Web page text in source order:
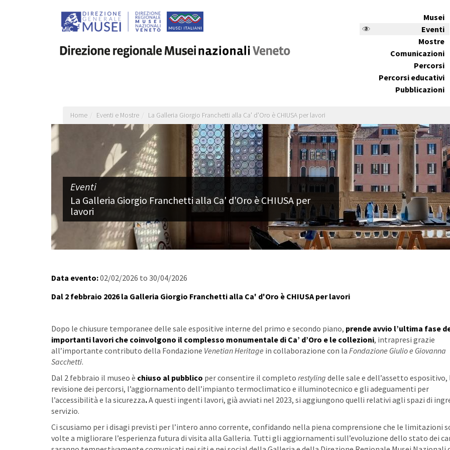
Musei
Eventi
Mostre
Comunicazioni
Percorsi
Percorsi educativi
Pubblicazioni
Home Eventi e Mostre La Galleria Giorgio Franchetti alla Ca' d'Oro è CHIUSA per lavori
Eventi
La Galleria Giorgio Franchetti alla Ca' d'Oro è CHIUSA per
lavori
Data evento:02/02/2026 to 30/04/2026
Dal 2 febbraio 2026 la Galleria Giorgio Franchetti alla Ca' d'Oro è CHIUSA per lavori
Dopo le chiusure temporanee delle sale espositive interne del primo e secondo piano, prende avvio l’ultima fase
importanti lavori che coinvolgono il complesso monumentale di Ca’ d’Oro e le collezioni, intrapresi grazie
all’importante contributo della Fondazione Venetian Heritage in collaborazione con la Fondazione Giulio e Giovanna
Sacchetti.
Dal 2 febbraio il museo è chiuso al pubblico per consentire il completo restyling delle sale e dell’assetto espositivo,
revisione dei percorsi, l’aggiornamento dell’impianto termoclimatico e illuminotecnico e gli adeguamenti per
l’accessibilità e la sicurezza.A questi ingenti lavori, già avviati nel 2023, si aggiungono quelli relativi agli spazi di
servizio.
Ci scusiamo per i disagi previsti per l’intero anno corrente, confidando nella piena comprensione che le limitazioni
volte a migliorare l’esperienza futura di visita alla Galleria. Tutti gli aggiornamenti sull’evoluzione dello stato dei